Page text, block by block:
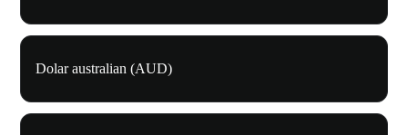
Dolar australian (AUD)